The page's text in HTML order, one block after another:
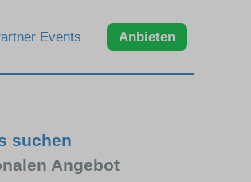
Events Anbieten
suchen
Angebot